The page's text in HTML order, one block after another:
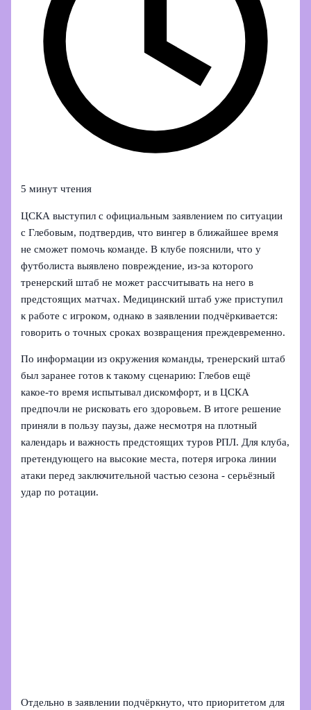
5 минут чтения
ЦСКА выступил с официальным заявлением по ситуации
с Глебовым, подтвердив, что вингер в ближайшее время
не сможет помочь команде. В клубе пояснили, что у
футболиста выявлено повреждение, из‑за которого
тренерский штаб не может рассчитывать на него в
предстоящих матчах. Медицинский штаб уже приступил
к работе с игроком, однако в заявлении подчёркивается:
говорить о точных сроках возвращения преждевременно.
По информации из окружения команды, тренерский штаб
был заранее готов к такому сценарию: Глебов ещё
какое‑то время испытывал дискомфорт, и в ЦСКА
предпочли не рисковать его здоровьем. В итоге решение
приняли в пользу паузы, даже несмотря на плотный
календарь и важность предстоящих туров РПЛ. Для клуба,
претендующего на высокие места, потеря игрока линии
атаки перед заключительной частью сезона - серьёзный
удар по ротации.
Отдельно в заявлении подчёркнуто, что приоритетом для